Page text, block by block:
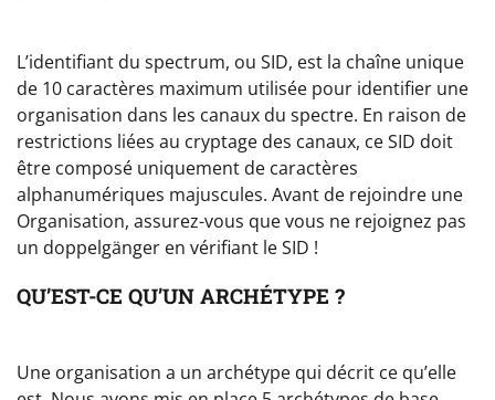
L’identifiant du spectrum, ou SID, est la chaîne unique
de 10 caractères maximum utilisée pour identifier une
organisation dans les canaux du spectre. En raison de
restrictions liées au cryptage des canaux, ce SID doit
être composé uniquement de caractères
alphanumériques majuscules. Avant de rejoindre une
Organisation, assurez-vous que vous ne rejoignez pas
un doppelgänger en vérifiant le SID !
QU’EST-CE QU’UN ARCHÉTYPE ?
Une organisation a un archétype qui décrit ce qu’elle